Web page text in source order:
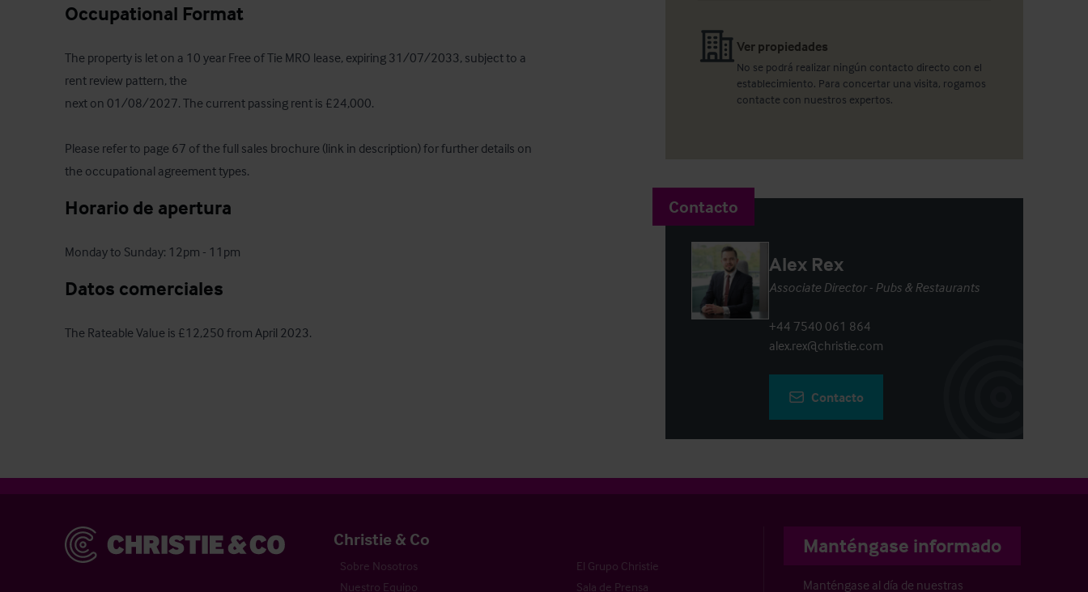
Occupational Format
The property is let on a 10 year Free of Tie MRO lease, expiring 31/07/2033, subject to a
rent review pattern, the
next on 01/08/2027. The current passing rent is £24,000.
Please refer to page 67 of the full sales brochure (link in description) for further details on
the occupational agreement types.
Horario de apertura
Monday to Sunday: 12pm - 11pm
Datos comerciales
The Rateable Value is £12,250 from April 2023.
Ver propiedades
No se podrá realizar ningún contacto directo con el
establecimiento. Para concertar una visita, rogamos
contacte con nuestros expertos.
Contacto
Alex Rex
Associate Director - Pubs & Restaurants
+44 7540 061 864
alex.rex@christie.com
Contacto
Christie & Co Christie & Co
Sobre Nosotros
El Grupo Christie
Nuestro Equipo
Sala de Prensa
Manténgase informado
Manténgase al día de nuestras